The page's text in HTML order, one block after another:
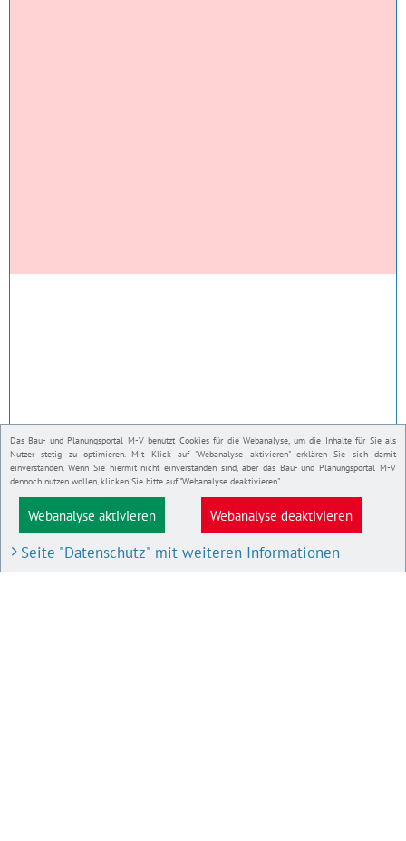
Das Bau- und Planungsportal M-V benutzt Cookies für die Webanalyse, um die Inhalte für Sie als
Nutzer stetig zu optimieren. Mit Klick auf "Webanalyse aktivieren" erklären Sie sich damit
einverstanden. Wenn Sie hiermit nicht einverstanden sind, aber das Bau- und Planungsportal M-V
dennoch nutzen wollen, klicken Sie bitte auf "Webanalyse deaktivieren".
Webanalyse aktivieren Webanalyse deaktivieren
Seite "Datenschutz" mit weiteren Informationen